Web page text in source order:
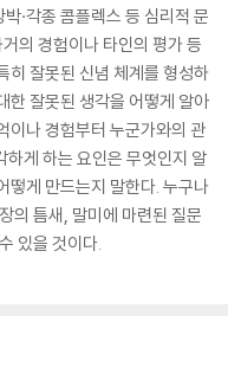
·각종 콤플렉스 등 심리적 문
의 경험이나 타인의 평가 등
히 잘못된 신념 체계를 형성하
한 잘못된 생각을 어떻게 알아
이나 경험부터 누군가와의 관
게 하는 요인은 무엇인지 알
떻게 만드는지 말한다. 누구나
의 틈새, 말미에 마련된 질문
있을 것이다.